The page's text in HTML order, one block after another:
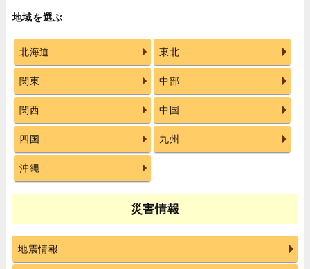
地域を選ぶ
北海道 東北
関東 中部
関西 中国
四国 九州
沖縄
災害情報
地震情報